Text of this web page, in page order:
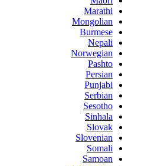
Marathi
Mongolian
Burmese
Nepali
Norwegian
Pashto
Persian
Punjabi
Serbian
Sesotho
Sinhala
Slovak
Slovenian
Somali
Samoan